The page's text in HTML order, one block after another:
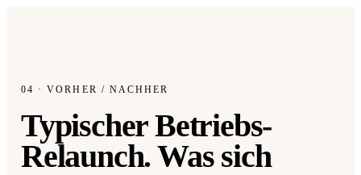
04 · VORHER / NACHHER
Typischer Betriebs-
Relaunch.Was sich